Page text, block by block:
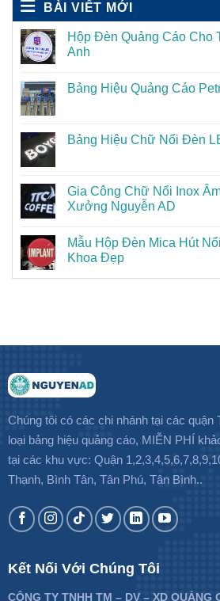
BÀI VIẾT MỚI
Hộp Đèn Quảng Cáo Cho
Anh
Bảng Hiệu Quảng Cáo
Bảng Hiệu Chữ Nổi Đèn
Gia Công Chữ Nổi Inox
Xưởng Nguyễn AD
Mẫu Hộp Đèn Mica Hút
Khoa Đẹp
Chúng tôi có các chi nhánh tại các quận
loại bảng hiệu quảng cáo, MIỄN PHÍ
tại các khu vực: Quận
Thạnh, Bình Tân, Tân Phú, Tân Bình..
Kết Nối Với Chúng Tôi
CÔNG TY TNHH TM – DV – XD QUẢNG